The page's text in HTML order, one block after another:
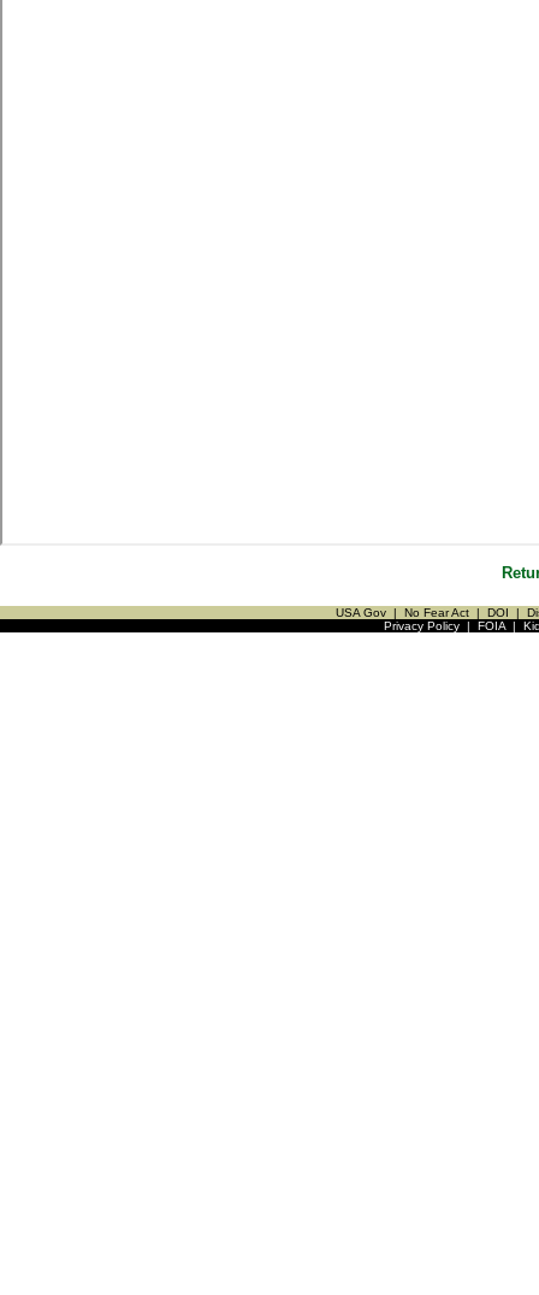
USA Gov | No Fear Act | DOI |
Privacy Policy| FOIA|